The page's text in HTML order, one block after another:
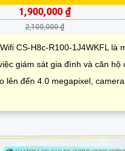
1,900,000 ₫
2,100,000 ₫
CS-H8c-R100-1J4WKFL là
giám sát gia đình và căn hộ
lên đến 4.0 megapixel,